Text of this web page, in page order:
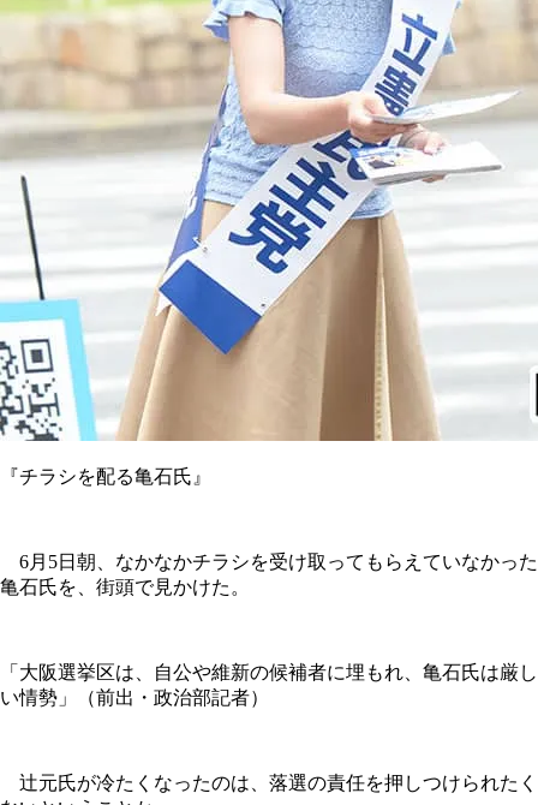
『チラシを配る亀石氏』
6月5日朝、なかなかチラシを受け取ってもらえていなかった
亀石氏を、街頭で見かけた。
「大阪選挙区は、自公や維新の候補者に埋もれ、亀石氏は厳し
い情勢」（前出・政治部記者）
辻元氏が冷たくなったのは、落選の責任を押しつけられたく